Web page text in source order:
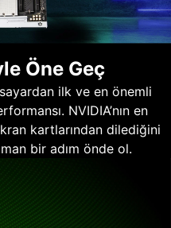
Öne Geç
ilk ve en önemli
NVIDIA’nın en
kartlarından dilediğini
bir adım önde ol.